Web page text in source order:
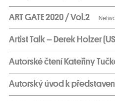
ART GATE 2020 / Vol.2
Artist Talk – Derek Holzer
Autorské čtení Kateřiny
Autorský úvod k